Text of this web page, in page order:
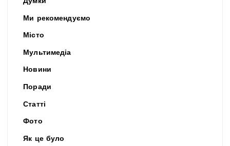
Ми рекомендуємо
Місто
Мультимедіа
Новини
Поради
Статті
Фото
Як це було